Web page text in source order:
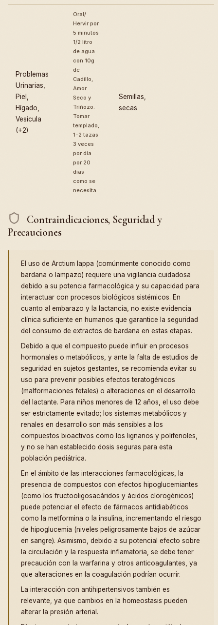
Problemas
Urinarias,
Piel,
Hígado,
Vesicula
(+2)
Oral/
Hervir por
5 minutos
1/2 litro
de agua
con 10g
de
Cadillo,
Amor
Seco y
Triñozo.
Tomar
templado,
1-2 tazas
3 veces
por día
por 20
días
como se
necesita.
Semillas,
secas
Contraindicaciones, Seguridad y
Precauciones
El uso de Arctium lappa (comúnmente conocido como
bardana o lampazo) requiere una vigilancia cuidadosa
debido a su potencia farmacológica y su capacidad para
interactuar con procesos biológicos sistémicos. En
cuanto al embarazo y la lactancia, no existe evidencia
clínica suficiente en humanos que garantice la seguridad
del consumo de extractos de bardana en estas etapas.
Debido a que el compuesto puede influir en procesos
hormonales o metabólicos, y ante la falta de estudios de
seguridad en sujetos gestantes, se recomienda evitar su
uso para prevenir posibles efectos teratogénicos
(malformaciones fetales) o alteraciones en el desarrollo
del lactante. Para niños menores de 12 años, el uso debe
ser estrictamente evitado; los sistemas metabólicos y
renales en desarrollo son más sensibles a los
compuestos bioactivos como los lignanos y polifenoles,
y no se han establecido dosis seguras para esta
población pediátrica.
En el ámbito de las interacciones farmacológicas, la
presencia de compuestos con efectos hipoglucemiantes
(como los fructooligosacáridos y ácidos clorogénicos)
puede potenciar el efecto de fármacos antidiabéticos
como la metformina o la insulina, incrementando el riesgo
de hipoglucemia (niveles peligrosamente bajos de azúcar
en sangre). Asimismo, debido a su potencial efecto sobre
la circulación y la respuesta inflamatoria, se debe tener
precaución con la warfarina y otros anticoagulantes, ya
que alteraciones en la coagulación podrían ocurrir.
La interacción con antihipertensivos también es
relevante, ya que cambios en la homeostasis pueden
alterar la presión arterial.